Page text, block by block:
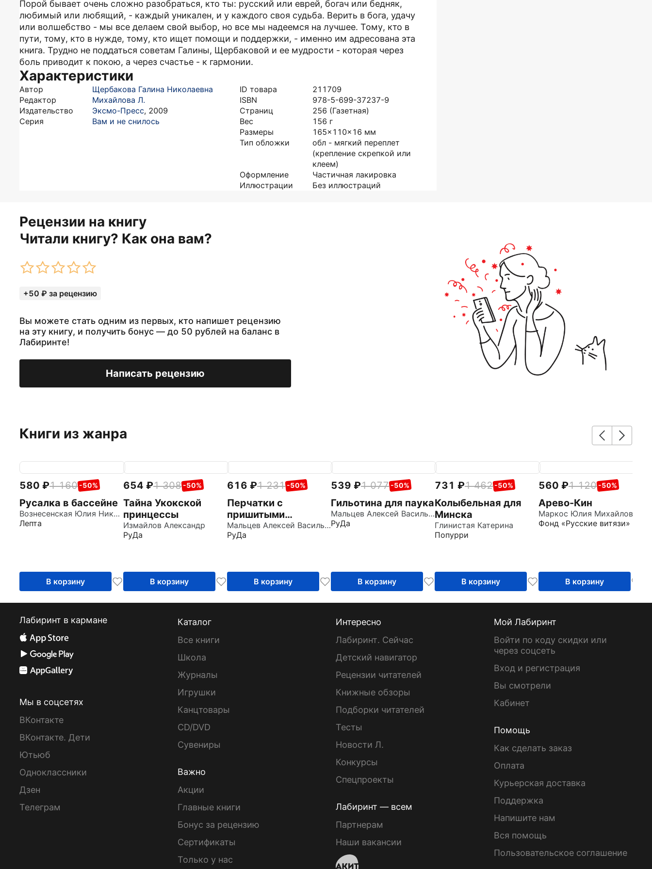
Порой бывает очень сложно разобраться, кто ты: русский или еврей, богач или бедняк,
любимый или любящий, - каждый уникален, и у каждого своя судьба. Верить в бога, удачу
или волшебство - мы все делаем свой выбор, но все мы надеемся на лучшее. Тому, кто в
пути, тому, кто в нужде, тому, кто ищет помощи и поддержки, - именно им адресована эта
книга. Трудно не поддаться советам Галины, Щербаковой и ее мудрости - которая через
боль приводит к покою, а через счастье - к гармонии.
Характеристики
Автор
Щербакова Галина Николаевна
Редактор
Михайлова Л.
Издательство
Эксмо-Пресс, 2009
Серия
Вам и не снилось
ID товара
211709
ISBN
978-5-699-37237-9
Страниц
256 (Газетная)
Вес
156 г
Размеры
165x110x16 мм
Тип обложки
обл - мягкий переплет
(крепление скрепкой или
клеем)
Оформление
Частичная лакировка
Иллюстрации
Без иллюстраций
Рецензии на книгу
Читали книгу? Как она вам?
+50 ₽ за рецензию
Вы можете стать одним из первых, кто напишет рецензию
на эту книгу, и получить бонус — до 50 рублей на баланс в
Лабиринте!
Написать рецензию
Книги из жанра
580 1 160 -50%
Русалка в бассейне
Вознесенская Юлия Николаевна
Лепта
В корзину
654 1 308 -50%
Тайна Укокской
принцессы
Измайлов Александр
РуДа
В корзину
616 1 231 -50%
Перчатки с
пришитыми
пальцами
Мальцев Алексей Васильевич
РуДа
В корзину
539 1 077 -50%
Гильотина для паука
Мальцев Алексей Васильевич
РуДа
В корзину
731 1 462 -50%
Колыбельная для
Минска
Глинистая Катерина
Попурри
В корзину
560 1 120 -50%
Арево-Кин
Маркос Юлия Михайловна
Фонд «Русские витязи»
В корзину
Лабиринт в кармане
Мы в соцсетях
ВКонтакте
ВКонтакте. Дети
Ютьюб
Одноклассники
Дзен
Телеграм
Каталог
Все книги
Школа
Журналы
Игрушки
Канцтовары
CD/DVD
Сувениры
Важно
Акции
Главные книги
Бонус за рецензию
Сертификаты
Только у нас
Интересно
Лабиринт. Сейчас
Детский навигатор
Рецензии читателей
Книжные обзоры
Подборки читателей
Тесты
Новости Л.
Конкурсы
Спецпроекты
Лабиринт — всем
Партнерам
Наши вакансии
Мой Лабиринт
Войти по коду скидки или
через соцсеть
Вход и регистрация
Вы смотрели
Кабинет
Помощь
Как сделать заказ
Оплата
Курьерская доставка
Поддержка
Напишите нам
Вся помощь
Пользовательское соглашение